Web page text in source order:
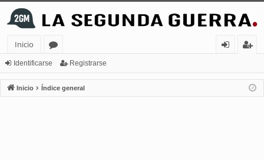
Inicio
or
os
nt
ifi
ist
ra
Identificarse Registrarse
Inicio Índice general